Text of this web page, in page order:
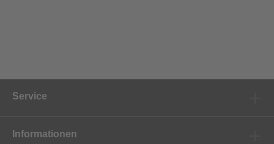
Service
Informationen